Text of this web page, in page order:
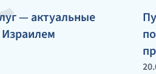
— актуальные